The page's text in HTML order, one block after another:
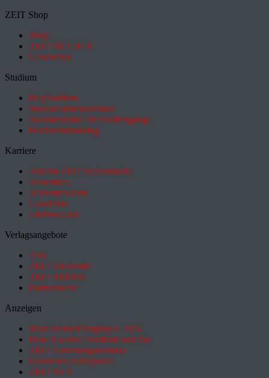
ZEIT Shop
Shop
ZEIT BÜCHER
Geschenke
Studium
HeyStudium
Studium-Interessentest
Suchmaschine für Studiengänge
Hochschulranking
Karriere
Jobs im ZEIT Stellenmarkt
academics
academics.com
GoodJobs
e-fellows.net
Verlagsangebote
Abo
ZEIT Akademie
ZEIT REISEN
Partnersuche
Anzeigen
Most Wanted Employer 2026
How it works: Studium und Job
ZEIT Forschungskosmos
Deutsches Schulportal
ZEIT für X